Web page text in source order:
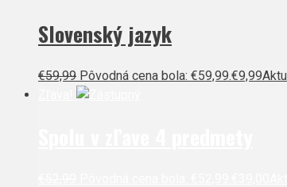
Slovenský jazyk
€59,99 Pôvodná cena bola: €59,99.€9,99